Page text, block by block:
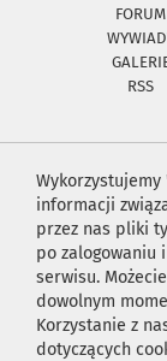
FORUM
RSS
informacji
przez nas pliki
po zalogowaniu
serwisu.
dowolnym
Korzystanie z
dotyczących